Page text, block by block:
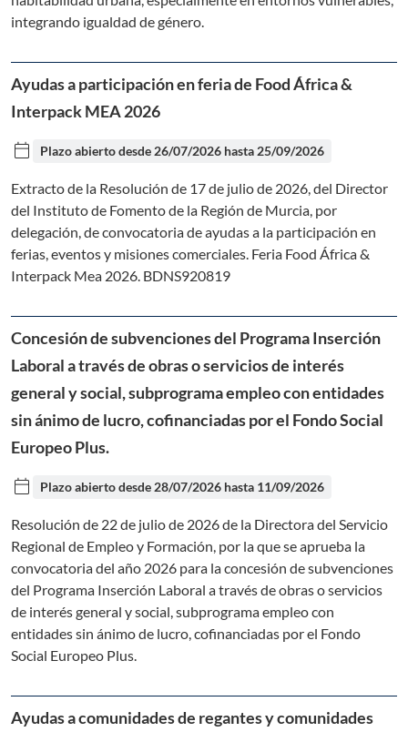
integrando igualdad de género.
Ayudas a participación en feria de Food África &
Interpack MEA 2026
calendar_today Plazo abierto desde 26/07/2026 hasta 25/09/2026
Extracto de la Resolución de 17 de julio de 2026, del Director
del Instituto de Fomento de la Región de Murcia, por
delegación, de convocatoria de ayudas a la participación en
ferias, eventos y misiones comerciales. Feria Food África &
Interpack Mea 2026. BDNS920819
Concesión de subvenciones del Programa Inserción
Laboral a través de obras o servicios de interés
general y social, subprograma empleo con entidades
sin ánimo de lucro, cofinanciadas por el Fondo Social
Europeo Plus.
calendar_today Plazo abierto desde 28/07/2026 hasta 11/09/2026
Resolución de 22 de julio de 2026 de la Directora del Servicio
Regional de Empleo y Formación, por la que se aprueba la
convocatoria del año 2026 para la concesión de subvenciones
del Programa Inserción Laboral a través de obras o servicios
de interés general y social, subprograma empleo con
entidades sin ánimo de lucro, cofinanciadas por el Fondo
Social Europeo Plus.
Ayudas a comunidades de regantes y comunidades